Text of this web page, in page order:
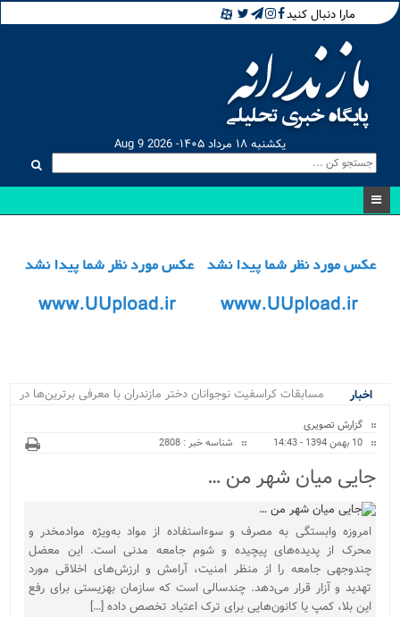
مارا دنبال کنید
یکشنبه ۱۸ مرداد ۱۴۰۵- Aug 9 2026
اخبار
مسابقات کراسفیت نوجوانان دختر مازندران با معرفی برترین‌ها در
گزارش تصویری
10 بهمن 1394 - 14:43
شناسه خبر : 2808
جایی میان شهر من …
امروزه وابستگی به مصرف و سوءاستفاده از مواد به‌ویژه موادمخدر و
محرک از پدیده‌های پیچیده و شوم جامعه مدنی است. این معضل
چندوجهی جامعه را از منظر امنیت، آرامش و ارزش‌های اخلاقی مورد
تهدید و آزار قرار می‌دهد. چندسالی است که سازمان بهزیستی برای رفع
این بلا، کمپ یا کانون‌هایی برای ترک اعتیاد تخصص داده […]